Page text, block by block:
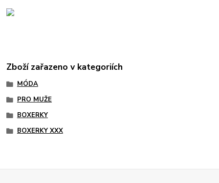
Zboží zařazeno v kategoriích
MÓDA
PRO MUŽE
BOXERKY
BOXERKY XXX